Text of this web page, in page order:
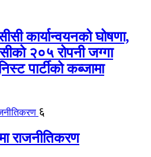
कार्यान्वयनको घोषणा,
२०५ रोपनी जग्गा
पार्टीको कब्जामा
६
राजनीतिकरण